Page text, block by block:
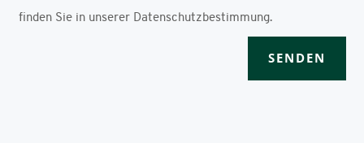
finden Sie in unserer Datenschutzbestimmung.
SENDEN